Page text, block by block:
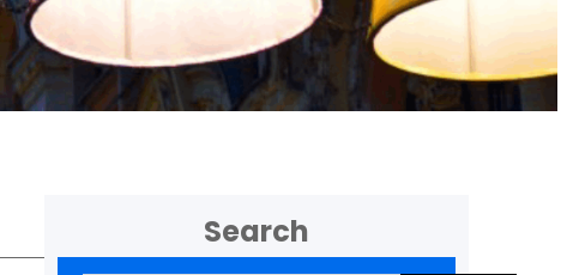
Search